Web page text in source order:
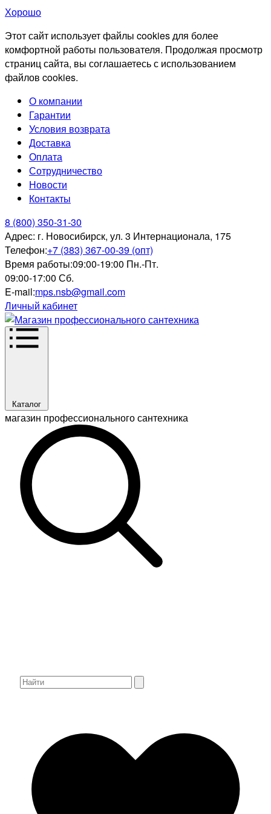
Хорошо
Этот сайт использует файлы cookies для более
комфортной работы пользователя. Продолжая просмотр
страниц сайта, вы соглашаетесь с использованием
файлов cookies.
О компании
Гарантии
Условия возврата
Доставка
Оплата
Сотрудничество
Новости
Контакты
8 (800) 350-31-30
Адрес: г. Новосибирск, ул. 3 Интернационала, 175
Телефон:+7 (383) 367-00-39 (опт)
Время работы:09:00-19:00 Пн.-Пт.
09:00-17:00 Сб.
E-mail:mps.nsb@gmail.com
Личный кабинет
Каталог
магазин профессионального сантехника